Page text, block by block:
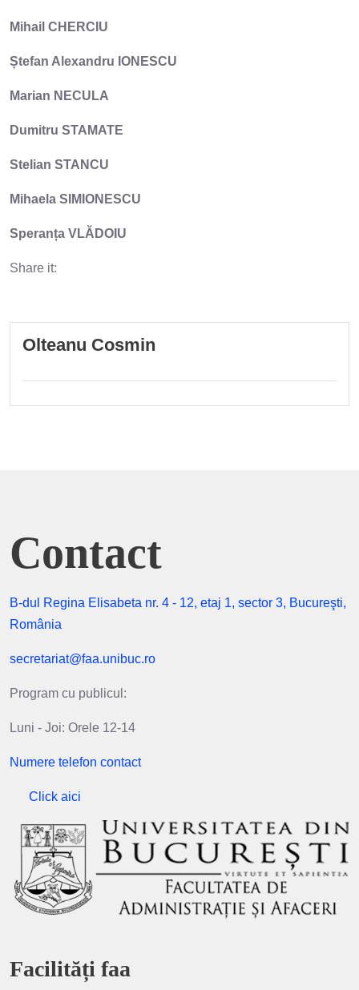
Mihail CHERCIU
Ștefan Alexandru IONESCU
Marian NECULA
Dumitru STAMATE
Stelian STANCU
Mihaela SIMIONESCU
Speranța VLĂDOIU
Share it:
Olteanu Cosmin
Contact
B-dul Regina Elisabeta nr. 4 - 12, etaj 1, sector 3, Bucureşti,
România
secretariat@faa.unibuc.ro
Program cu publicul:
Luni - Joi: Orele 12-14
Numere telefon contact
Click aici
Facilități faa